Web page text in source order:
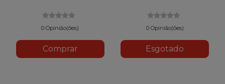
meia-
noite
deserto
0 Opinião(ões)
Comprar
0 Opinião(ões)
Esgotado